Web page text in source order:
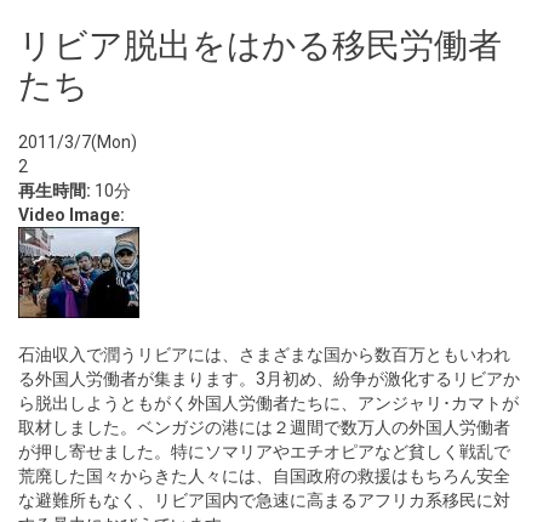
リビア脱出をはかる移民労働者
たち
2011/3/7(Mon)
2
再生時間: 10分
Video Image:
石油収入で潤うリビアには、さまざまな国から数百万ともいわれ
る外国人労働者が集まります。3月初め、紛争が激化するリビアか
ら脱出しようともがく外国人労働者たちに、アンジャリ･カマトが
取材しました。ベンガジの港には２週間で数万人の外国人労働者
が押し寄せました。特にソマリアやエチオピアなど貧しく戦乱で
荒廃した国々からきた人々には、自国政府の救援はもちろん安全
な避難所もなく、リビア国内で急速に高まるアフリカ系移民に対